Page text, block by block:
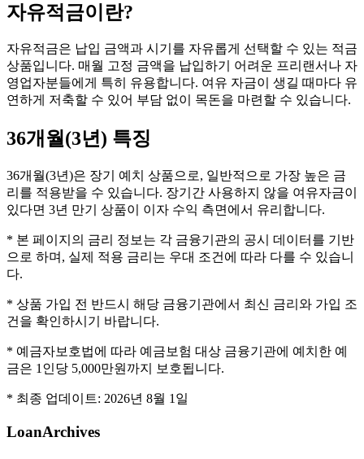
자유적금이란?
자유적금은 납입 금액과 시기를 자유롭게 선택할 수 있는 적금
상품입니다. 매월 고정 금액을 납입하기 어려운 프리랜서나 자
영업자분들에게 특히 유용합니다. 여유 자금이 생길 때마다 유
연하게 저축할 수 있어 부담 없이 목돈을 마련할 수 있습니다.
36개월(3년) 특징
36개월(3년)은 장기 예치 상품으로, 일반적으로 가장 높은 금
리를 적용받을 수 있습니다. 장기간 사용하지 않을 여유자금이
있다면 3년 만기 상품이 이자 수익 측면에서 유리합니다.
* 본 페이지의 금리 정보는 각 금융기관의 공시 데이터를 기반
으로 하며, 실제 적용 금리는 우대 조건에 따라 다를 수 있습니
다.
* 상품 가입 전 반드시 해당 금융기관에서 최신 금리와 가입 조
건을 확인하시기 바랍니다.
* 예금자보호법에 따라 예금보험 대상 금융기관에 예치한 예
금은 1인당 5,000만원까지 보호됩니다.
* 최종 업데이트: 2026년 8월 1일
LoanArchives